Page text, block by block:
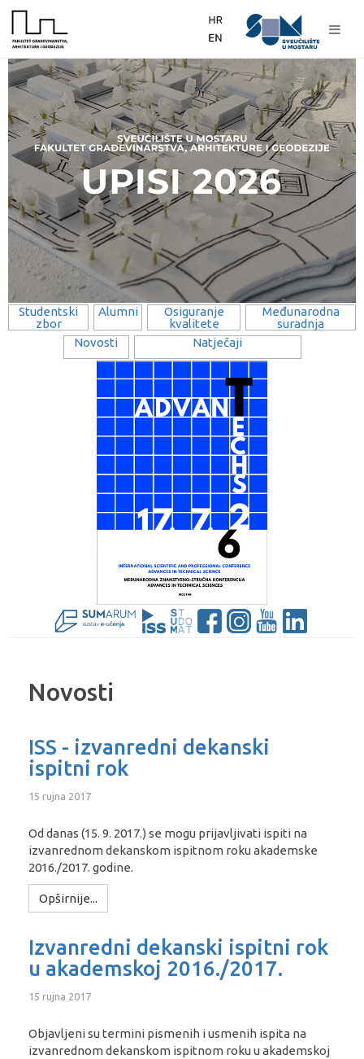
Studentski
zbor
Alumni
Osiguranje
kvalitete
Međunarodna
suradnja
Novosti
Natječaji
Novosti
ISS - izvanredni dekanski
ispitni rok
15 rujna 2017
Od danas (15. 9. 2017.) se mogu prijavljivati ispiti na
izvanrednom dekanskom ispitnom roku akademske
2016./2017. godine.
Opširnije...
Izvanredni dekanski ispitni rok
u akademskoj 2016./2017.
15 rujna 2017
Objavljeni su termini pismenih i usmenih ispita na
izvanrednom dekanskom ispitnom roku u akademskoj